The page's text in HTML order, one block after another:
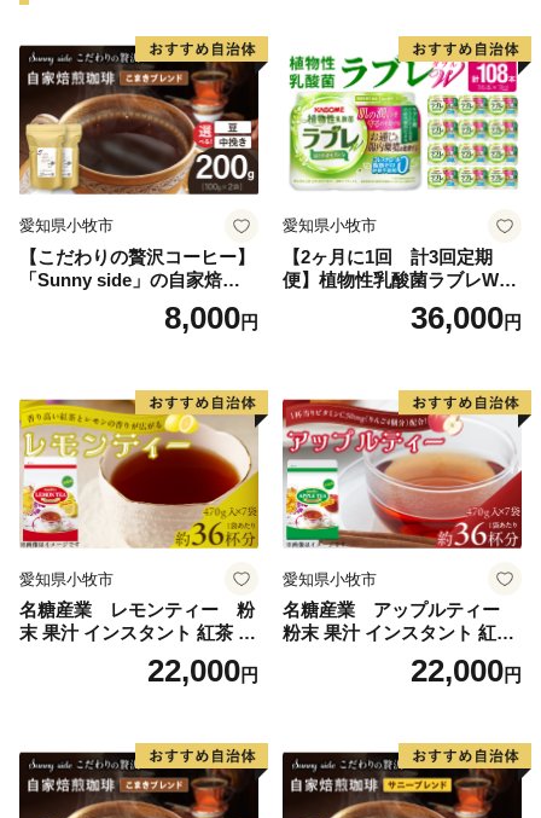
愛知県小牧市
【こだわりの贅沢コーヒー】
「Sunny side」の自家焙煎珈
琲こまきブレンド（200g）
8,000円
愛知県小牧市
【2ヶ月に1回 計3回定期
便】植物性乳酸菌ラブレW
プレーン36本（計108本）
36,000円
愛知県小牧市
名糖産業 レモンティー 粉
末 果汁 インスタント 紅茶 ビ
タミンC 袋 ロングセラー 粉
末飲料 粉末茶 簡単 手軽 ホッ
22,000円
愛知県小牧市
名糖産業 アップルティー
粉末 果汁 インスタント 紅茶
ティー ビタミンC 袋 ロング
セラー 粉末飲料 粉末茶 簡単
22,000円